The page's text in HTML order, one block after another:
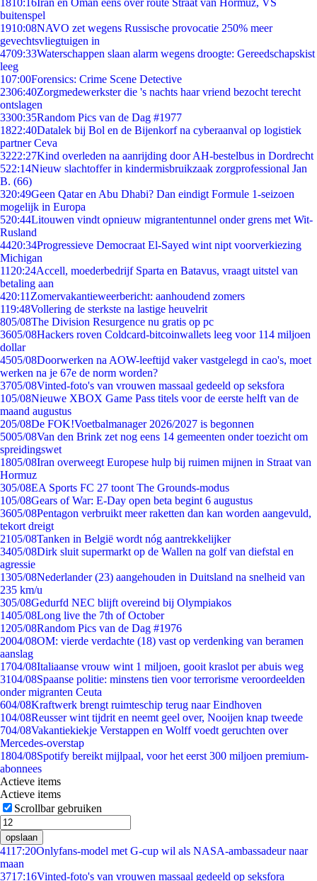
1810:16Iran en Oman eens over route Straat van Hormuz, VS
buitenspel
1910:08NAVO zet wegens Russische provocatie 250% meer
gevechtsvliegtuigen in
4709:33Waterschappen slaan alarm wegens droogte: Gereedschapskist
leeg
107:00Forensics: Crime Scene Detective
2306:40Zorgmedewerkster die 's nachts haar vriend bezocht terecht
ontslagen
3300:35Random Pics van de Dag #1977
1822:40Datalek bij Bol en de Bijenkorf na cyberaanval op logistiek
partner Ceva
3222:27Kind overleden na aanrijding door AH-bestelbus in Dordrecht
522:14Nieuw slachtoffer in kindermisbruikzaak zorgprofessional Jan
B. (66)
320:49Geen Qatar en Abu Dhabi? Dan eindigt Formule 1-seizoen
mogelijk in Europa
520:44Litouwen vindt opnieuw migrantentunnel onder grens met Wit-
Rusland
4420:34Progressieve Democraat El-Sayed wint nipt voorverkiezing
Michigan
11 20:24Accell, moederbedrijf Sparta en Batavus, vraagt uitstel van
betaling aan
420:11 Zomervakantieweerbericht: aanhoudend zomers
119:48Vollering de sterkste na lastige heuvelrit
805/08The Division Resurgence nu gratis op pc
3605/08Hackers roven Coldcard-bitcoinwallets leeg voor 114 miljoen
dollar
4505/08Doorwerken na AOW-leeftijd vaker vastgelegd in cao's, moet
werken na je 67e de norm worden?
3705/08Vinted-foto's van vrouwen massaal gedeeld op seksfora
105/08Nieuwe XBOX Game Pass titels voor de eerste helft van de
maand augustus
205/08De FOK!Voetbalmanager 2026/2027 is begonnen
5005/08Van den Brink zet nog eens 14 gemeenten onder toezicht om
spreidingswet
1805/08Iran overweegt Europese hulp bij ruimen mijnen in Straat van
Hormuz
305/08EA Sports FC 27 toont The Grounds-modus
105/08Gears of War: E-Day open beta begint 6 augustus
3605/08Pentagon verbruikt meer raketten dan kan worden aangevuld,
tekort dreigt
2105/08Tanken in België wordt nóg aantrekkelijker
3405/08Dirk sluit supermarkt op de Wallen na golf van diefstal en
agressie
1305/08Nederlander (23) aangehouden in Duitsland na snelheid van
235 km/u
305/08Gedurfd NEC blijft overeind bij Olympiakos
1405/08Long live the 7th of October
1205/08Random Pics van de Dag #1976
2004/08OM: vierde verdachte (18) vast op verdenking van beramen
aanslag
1704/08Italiaanse vrouw wint 1 miljoen, gooit kraslot per abuis weg
3104/08Spaanse politie: minstens tien voor terrorisme veroordeelden
onder migranten Ceuta
604/08Kraftwerk brengt ruimteschip terug naar Eindhoven
104/08Reusser wint tijdrit en neemt geel over, Nooijen knap tweede
704/08Vakantiekiekje Verstappen en Wolff voedt geruchten over
Mercedes-overstap
1804/08Spotify bereikt mijlpaal, voor het eerst 300 miljoen premium-
abonnees
Actieve items
Actieve items
Scrollbar gebruiken
opslaan
4117:20Onlyfans-model met G-cup wil als NASA-ambassadeur naar
maan
3717:16Vinted-foto's van vrouwen massaal gedeeld op seksfora